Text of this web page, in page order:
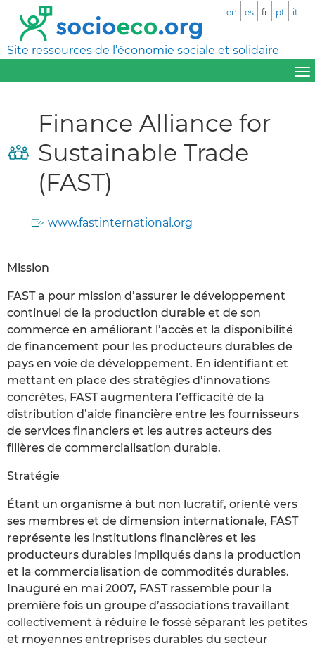
Site ressources de l’économie sociale et solidaire
en es fr pt it
Finance Alliance for
Sustainable Trade
(FAST)
www.fastinternational.org
Mission
FAST a pour mission d’assurer le développement
continuel de la production durable et de son
commerce en améliorant l’accès et la disponibilité
de financement pour les producteurs durables de
pays en voie de développement. En identifiant et
mettant en place des stratégies d’innovations
concrètes, FAST augmentera l’efficacité de la
distribution d’aide financière entre les fournisseurs
de services financiers et les autres acteurs des
filières de commercialisation durable.
Stratégie
Étant un organisme à but non lucratif, orienté vers
ses membres et de dimension internationale, FAST
représente les institutions financières et les
producteurs durables impliqués dans la production
et la commercialisation de commodités durables.
Inauguré en mai 2007, FAST rassemble pour la
première fois un groupe d’associations travaillant
collectivement à réduire le fossé séparant les petites
et moyennes entreprises durables du secteur